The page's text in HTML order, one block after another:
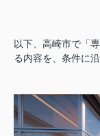
以下、高崎市で「
る内容を、条件に